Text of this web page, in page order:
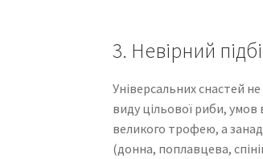
3. Невірний
Універсальних снастей
виду цільової риби,
великого трофею, а
(донна, поплавцева,